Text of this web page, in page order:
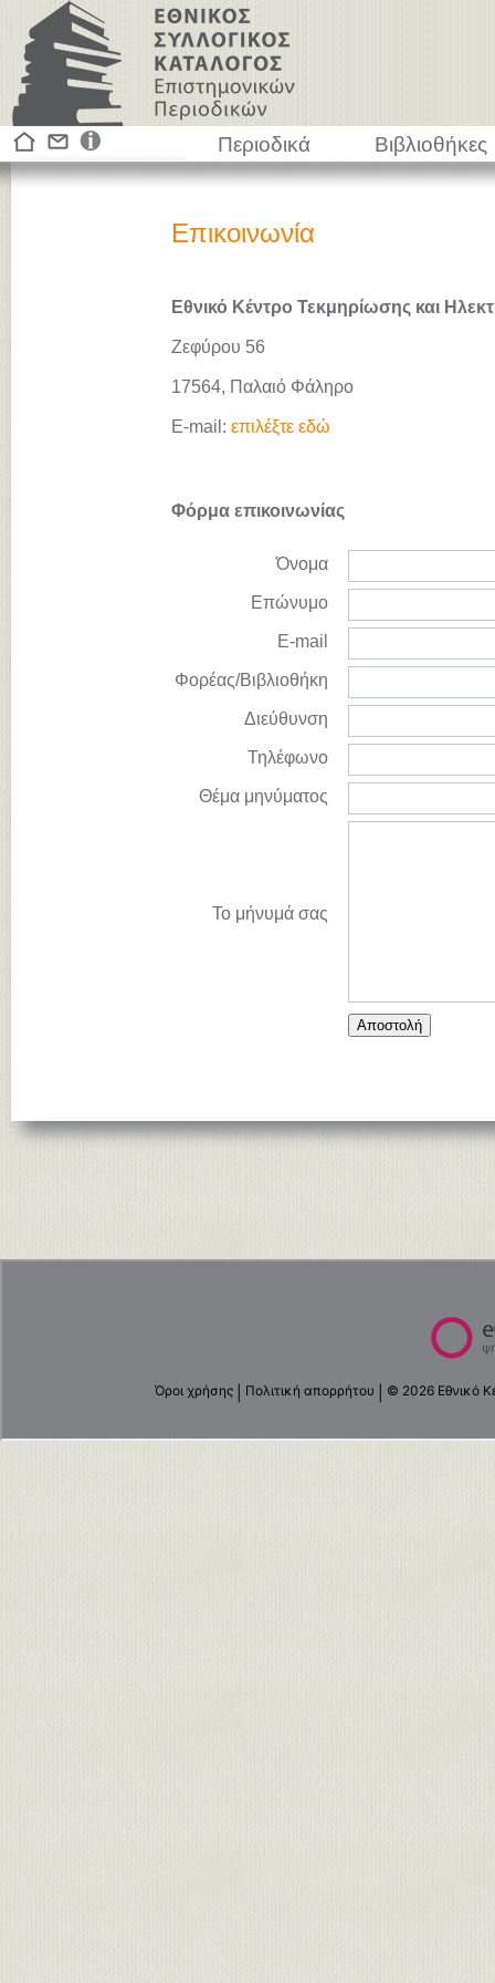
Περιοδικά Βιβλιοθήκες
Επικοινωνία
Εθνικό Κέντρο Τεκμηρίωσης και
Ζεφύρου 56
17564, Παλαιό Φάληρο
E-mail: επιλέξτε εδώ
Φόρμα επικοινωνίας
Όνομα
Επώνυμο
E-mail
Φορέας/Βιβλιοθήκη
Διεύθυνση
Τηλέφωνο
Θέμα μηνύματος
Το μήνυμά σας
Αποστολή